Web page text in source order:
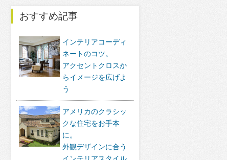
おすすめ記事
インテリアコーディ
ネートのコツ。
アクセントクロスか
らイメージを広げよ
う
アメリカのクラシッ
クな住宅をお手本
に。
外観デザインに合う
インテリアスタイル